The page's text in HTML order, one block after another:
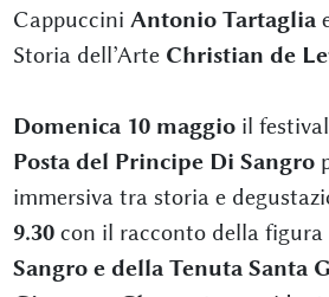
Cappuccini Antonio Tartaglia
Storia dell’Arte Christian de
Domenica 10 maggioil festival
Posta del Principe Di Sangro
immersiva tra storia e
9.30con il racconto della figura
Sangro e della Tenuta Santa